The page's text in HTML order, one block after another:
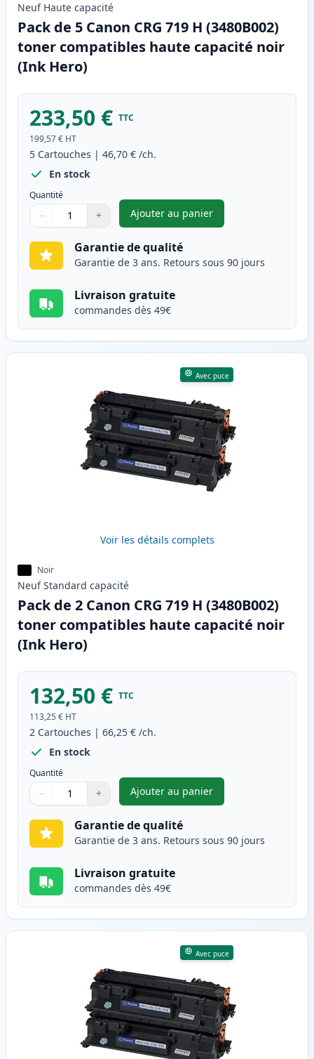
Neuf Haute capacité
Pack de 5 Canon CRG 719 H (3480B002)
toner compatibles haute capacité noir
(Ink Hero)
233,50 € TTC
199,57 € HT
5 Cartouches | 46,70 € /ch.
En stock
Quantité
Quantité
Utilisez les boutons pour ajuster
− +
Quantité
Ajouter au panier
,Pack de 5 Canon CRG 719
Garantie de qualité
Garantie de 3 ans. Retours sous 90 jours
Livraison gratuite
commandes dès 49€
Avec puce
Voir les détails complets
Noir
Neuf Standard capacité
Pack de 2 Canon CRG 719 H (3480B002)
toner compatibles haute capacité noir
(Ink Hero)
132,50 € TTC
113,25 € HT
2 Cartouches | 66,25 € /ch.
En stock
Quantité
Quantité
Utilisez les boutons pour ajuster
− +
Quantité
Ajouter au panier
,Pack de 2 Canon CRG 719
Garantie de qualité
Garantie de 3 ans. Retours sous 90 jours
Livraison gratuite
commandes dès 49€
Avec puce